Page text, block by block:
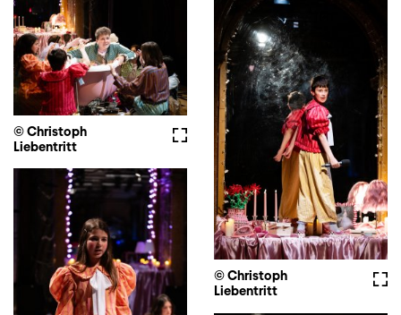
Fullscreen
© Christoph
Liebentritt
© Christoph
Liebentritt